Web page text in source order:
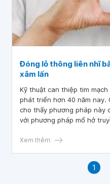
Đóng lỗ thông liên nhĩ
xâm lấn
Kỹ thuật can thiệp tim
phát triển hơn 40 năm nay.
cho thấy phương pháp này
với phương pháp mổ hở
thiệp đóng lỗ thông liên nhĩ.
Xem thêm
1